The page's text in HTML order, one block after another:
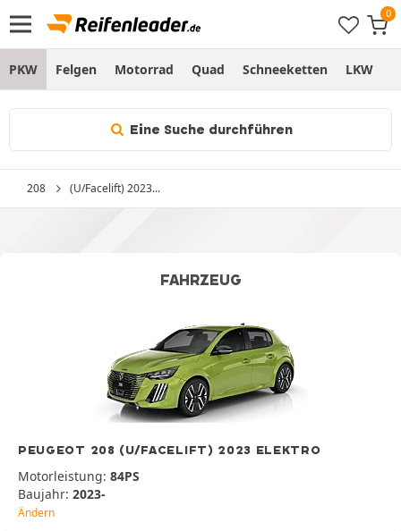
PKW Felgen Motorrad Quad Schneeketten LKW
Eine Suche durchführen
208 (U/Facelift) 2023...
FAHRZEUG
PEUGEOT 208 (U/FACELIFT) 2023 ELEKTRO
Motorleistung: 84PS
Baujahr: 2023-
Ändern